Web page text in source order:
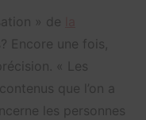
» de
Encore une fois,
« Les
que l’on a
les personnes